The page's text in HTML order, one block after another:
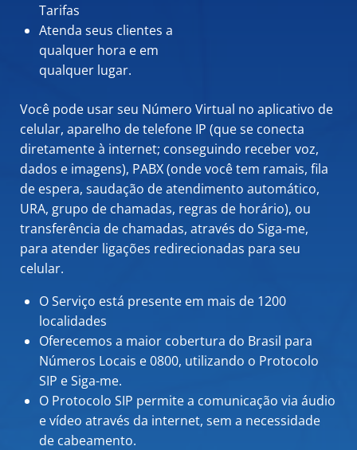
Tarifas
Atenda seus clientes a
qualquer hora e em
qualquer lugar.
Você pode usar seu Número Virtual no aplicativo de
celular, aparelho de telefone IP (que se conecta
diretamente à internet; conseguindo receber voz,
dados e imagens), PABX (onde você tem ramais, fila
de espera, saudação de atendimento automático,
URA, grupo de chamadas, regras de horário), ou
transferência de chamadas, através do Siga-me,
para atender ligações redirecionadas para seu
celular.
O Serviço está presente em mais de 1200
localidades
Oferecemos a maior cobertura do Brasil para
Números Locais e 0800, utilizando o Protocolo
SIP e Siga-me.
O Protocolo SIP permite a comunicação via áudio
e vídeo através da internet, sem a necessidade
de cabeamento.